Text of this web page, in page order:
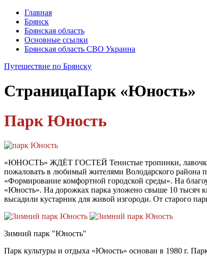
Главная
Брянск
Брянская область
Основные ссылки
Брянская область СВО Украина
Путешествие по Брянску
СтраницаПарк «Юность»
Парк Юность
«ЮНОСТЬ» ЖДЁТ ГОСТЕЙ Тенистые тропинки, лавочки,
пожаловать в любимый жителями Володарского района
«Формирование комфортной городской среды». На
«Юность». На дорожках парка уложено свыше 10 тысяч
высадили кустарник для живой изгороди. От старого
Зимний парк "Юность"
Парк культуры и отдыха «Юность» основан в 1980 г.